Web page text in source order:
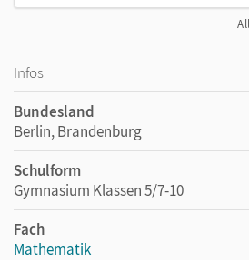
Infos
Bundesland
Berlin, Brandenburg
Schulform
Gymnasium Klassen 5/7-10
Fach
Mathematik